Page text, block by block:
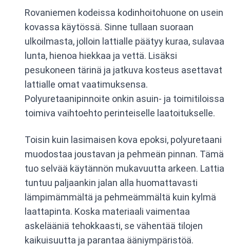
Rovaniemen kodeissa kodinhoitohuone on usein
kovassa käytössä. Sinne tullaan suoraan
ulkoilmasta, jolloin lattialle päätyy kuraa, sulavaa
lunta, hienoa hiekkaa ja vettä. Lisäksi
pesukoneen tärinä ja jatkuva kosteus asettavat
lattialle omat vaatimuksensa.
Polyuretaanipinnoite onkin asuin- ja toimitiloissa
toimiva vaihtoehto perinteiselle laatoitukselle.
Toisin kuin lasimaisen kova epoksi, polyuretaani
muodostaa joustavan ja pehmeän pinnan. Tämä
tuo selvää käytännön mukavuutta arkeen. Lattia
tuntuu paljaankin jalan alla huomattavasti
lämpimämmältä ja pehmeämmältä kuin kylmä
laattapinta. Koska materiaali vaimentaa
askelääniä tehokkaasti, se vähentää tilojen
kaikuisuutta ja parantaa ääniympäristöä.